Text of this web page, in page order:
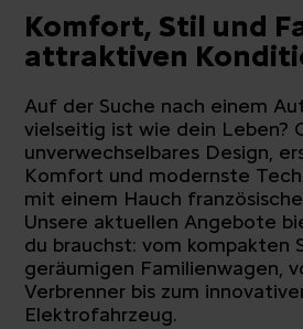
Komfort, Stil und
attraktiven
Auf der Suche nach einem
vielseitig ist wie dein Leben?
unverwechselbares Design,
Komfort und modernste
mit einem Hauch
Unsere aktuellen Angebote
du brauchst: vom kompakten
geräumigen Familienwagen,
Verbrenner bis zum
Elektrofahrzeug.